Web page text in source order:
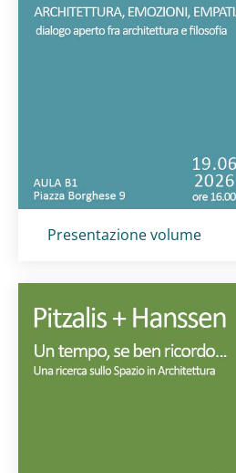
Titolo card:
Presentazione volume